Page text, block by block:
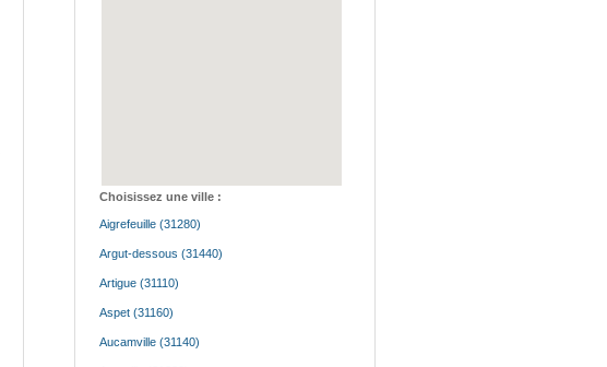
Choisissez une ville :
Aigrefeuille (31280)
Argut-dessous (31440)
Artigue (31110)
Aspet (31160)
Aucamville (31140)